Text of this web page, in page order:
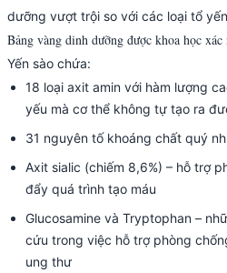
dưỡng vượt trội so với các loại tổ
Bảng vàng dinh dưỡng được khoa học xác
Yến sào chứa:
18 loại axit amin với hàm lượng
yếu mà cơ thể không tự tạo ra
31 nguyên tố khoáng chất quý
Axit sialic (chiếm 8,6%) – hỗ trợ
đẩy quá trình tạo máu
Glucosamine và Tryptophan –
cứu trong việc hỗ trợ phòng
ung thư